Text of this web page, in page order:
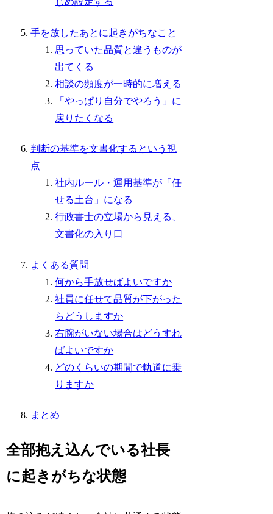
手を放したあとに起きがちなこと
思っていた品質と違うものが
出てくる
相談の頻度が一時的に増える
「やっぱり自分でやろう」に
戻りたくなる
判断の基準を文書化するという視
点
社内ルール・運用基準が「任
せる土台」になる
行政書士の立場から見える、
文書化の入り口
よくある質問
何から手放せばよいですか
社員に任せて品質が下がった
らどうしますか
右腕がいない場合はどうすれ
ばよいですか
どのくらいの期間で軌道に乗
りますか
まとめ
全部抱え込んでいる社長
に起きがちな状態